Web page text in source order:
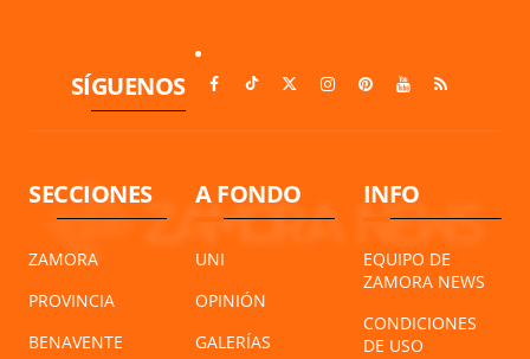
SÍGUENOS
SECCIONES
ZAMORA
PROVINCIA
BENAVENTE
A FONDO
UNI
OPINIÓN
GALERÍAS
INFO
EQUIPO DE
ZAMORA NEWS
CONDICIONES
DE USO